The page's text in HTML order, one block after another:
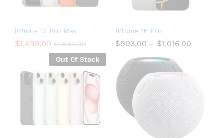
iPhone 17 Pro Max
$1.499,00 $1.549,00
iPhone 16 Pro
$903,00 – $1.016,00
Out Of Stock